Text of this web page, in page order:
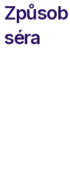
séra